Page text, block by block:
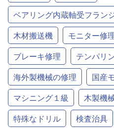
ベアリング内蔵軸受フラン
木材搬送機
モニター修
ブレーキ修理
テンパリ
海外製機械の修理
国産
マシニング１級
木製機
特殊なドリル
検査治具